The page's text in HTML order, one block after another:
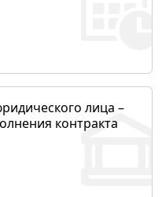
лица –
контракта